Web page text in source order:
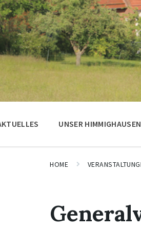
UNSER HIMMIGHAUSEN
HOME